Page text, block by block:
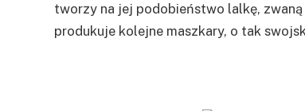
tworzy na jej podobieństwo lalkę,
produkuje kolejne maszkary, o tak